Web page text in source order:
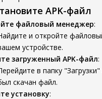
APK-файл
файловый менеджер:
и откройте
устройстве.
загруженный APK-файл:
в папку "Загрузки"
скачан файл.
установку: